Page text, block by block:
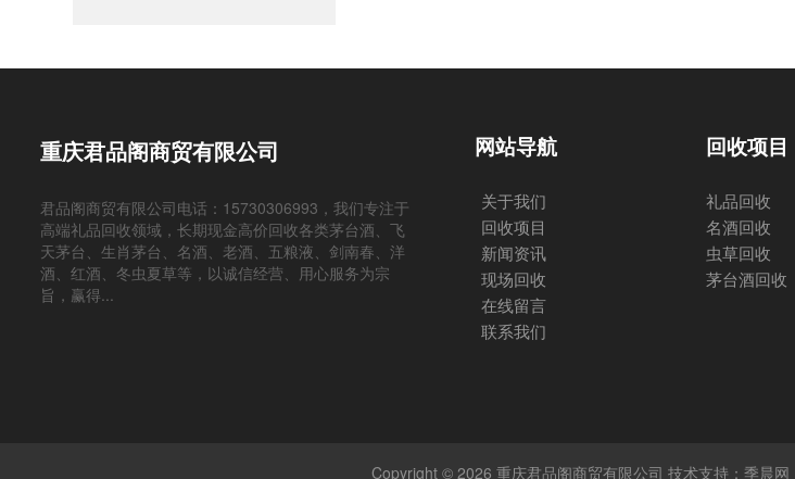
重庆君品阁商贸有限公司
君品阁商贸有限公司电话：15730306993，我们专注于
高端礼品回收领域，长期现金高价回收各类茅台酒、飞
天茅台、生肖茅台、名酒、老酒、五粮液、剑南春、洋
酒、红酒、冬虫夏草等，以诚信经营、用心服务为宗
旨，赢得...
网站导航
关于我们
回收项目
新闻资讯
现场回收
在线留言
联系我们
回收项目
礼品回收
名酒回收
虫草回收
茅台酒回收
Copyright © 2026 重庆君品阁商贸有限公司 技术支持：季晨网